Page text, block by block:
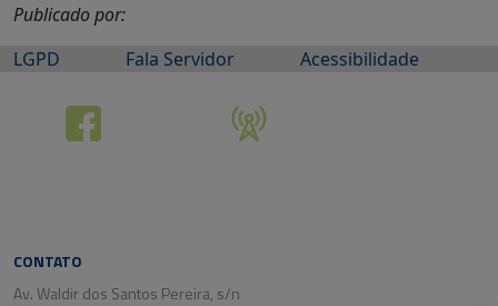
Publicado por:
LGPD
Fala Servidor Acessibilidade
CONTATO
Av. Waldir dos Santos Pereira, s/n